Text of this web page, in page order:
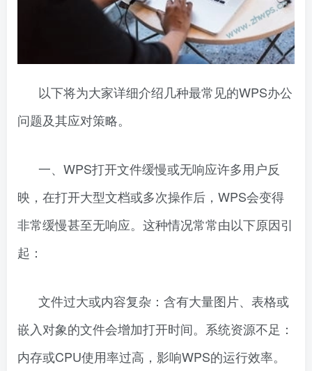
以下将为大家详细介绍几种最常见的WPS办公
问题及其应对策略。
一、WPS打开文件缓慢或无响应许多用户反
映，在打开大型文档或多次操作后，WPS会变得
非常缓慢甚至无响应。这种情况常常由以下原因引
起：
文件过大或内容复杂：含有大量图片、表格或
嵌入对象的文件会增加打开时间。系统资源不足：
内存或CPU使用率过高，影响WPS的运行效率。